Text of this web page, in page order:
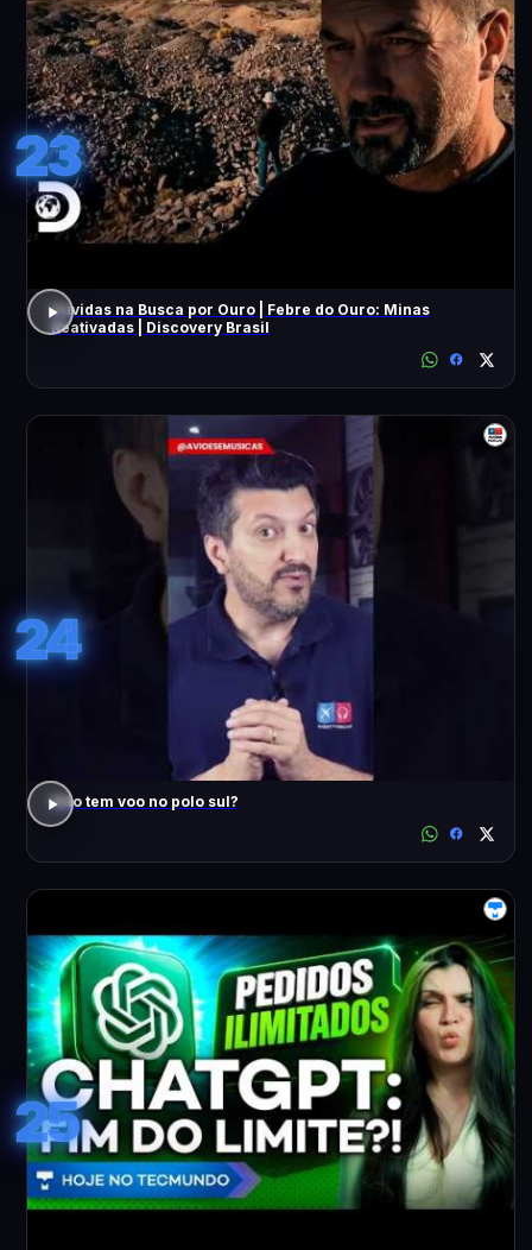
23
Dúvidas na Busca por Ouro | Febre do Ouro: Minas
Reativadas | Discovery Brasil
24
Não tem voo no polo sul?
25